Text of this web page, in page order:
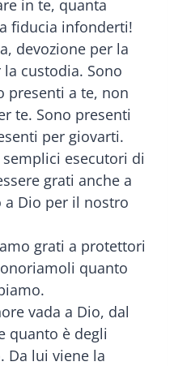
in te, quanta
fiducia infonderti!
devozione per la
custodia. Sono
presenti a te, non
te. Sono presenti
per giovarti.
esecutori di
grati anche a
Dio per il nostro
grati a protettori
quanto
vada a Dio, dal
quanto è degli
Da lui viene la